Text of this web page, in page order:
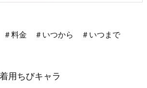
＃料金 ＃いつから ＃いつまで
用ちびキャラ